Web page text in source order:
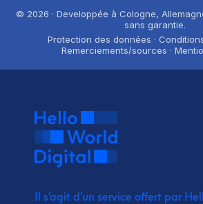
© 2026 · Developpée à Cologne,
sans garantie.
Protection des données ·
Remerciements/sources ·
Il s'agit d'un service offert par